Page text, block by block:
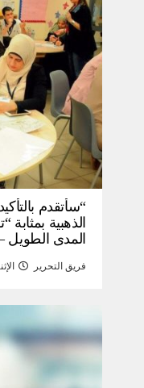
“سأتقدم
الذهبية
المدى الطويل –
فريق التحرير الإثنين 07